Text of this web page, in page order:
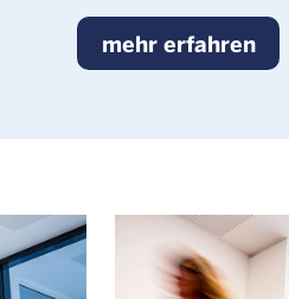
mehr erfahren